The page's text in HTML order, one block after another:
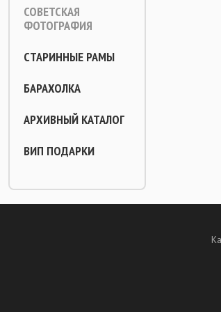
СОВЕТСКАЯ
ФОТОГРАФИЯ
СТАРИННЫЕ РАМЫ
БАРАХОЛКА
АРХИВНЫЙ КАТАЛОГ
ВИП ПОДАРКИ